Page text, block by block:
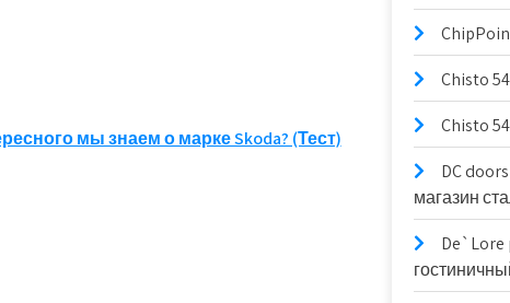
мы знаем о марке Skoda? (Тест)
Chisto
Chisto
DC
магазин
De`Lore